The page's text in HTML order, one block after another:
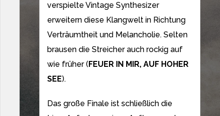
verspielte Vintage Synthesizer
erweitern diese Klangwelt in Richtung
Verträumtheit und Melancholie. Selten
brausen die Streicher auch rockig auf
wie früher (FEUER IN MIR, AUF HOHER
SEE).
Das große Finale ist schließlich die